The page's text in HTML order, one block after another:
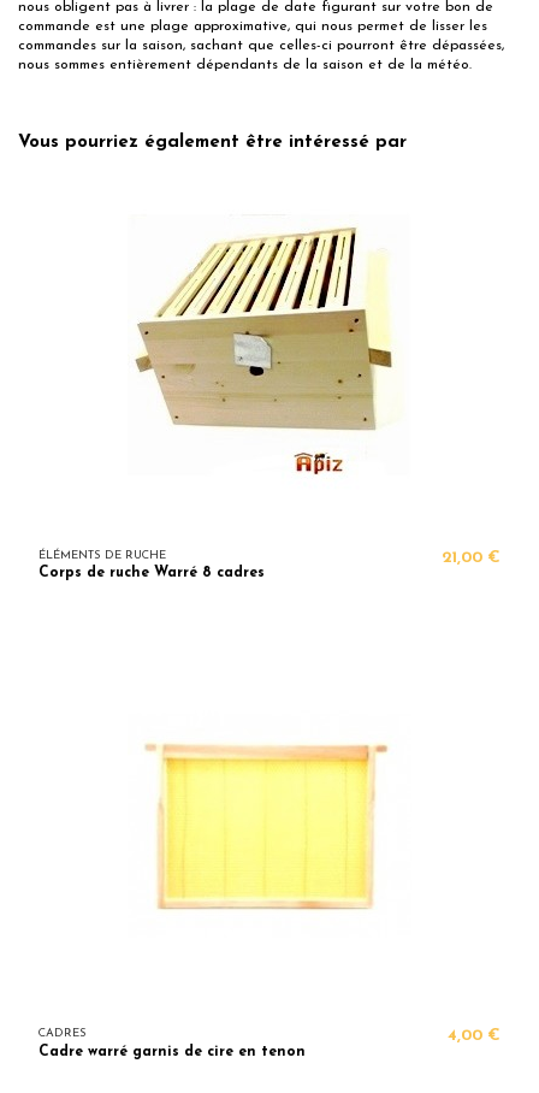
nous obligent pas à livrer : la plage de date figurant sur votre bon de
commande est une plage approximative, qui nous permet de lisser les
commandes sur la saison, sachant que celles-ci pourront être dépassées,
nous sommes entièrement dépendants de la saison et de la météo.
Vous pourriez également être intéressé par
ÉLÉMENTS DE RUCHE
Corps de ruche Warré 8 cadres
21,00 €
CADRES
Cadre warré garnis de cire en tenon
4,00 €